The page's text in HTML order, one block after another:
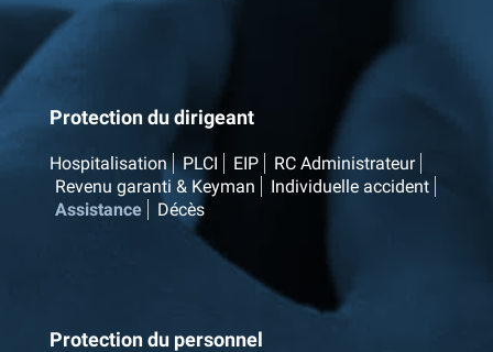
Protection du dirigeant
Hospitalisation PLCI EIP
RC Administrateur
Revenu garanti & Keyman
Individuelle accident
Assistance
Décès
Protection du personnel